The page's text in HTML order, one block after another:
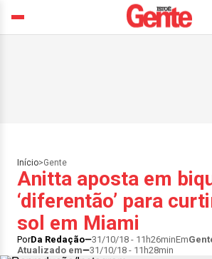
Início>Gente
Anitta aposta em
‘diferentão’ para
sol em Miami
PorDa Redação 31/10/18 - 11h26minEm
Atualizado em
31/10/18 - 11h28min